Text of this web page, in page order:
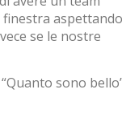
aspettando
se le nostre
sono